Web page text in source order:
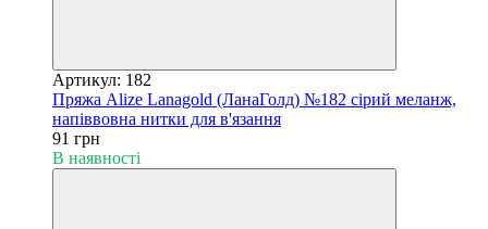
Артикул: 182
Пряжа Alize Lanagold (ЛанаГолд) №182 сірий меланж,
напіввовна нитки для в'язання
91 грн
В наявності